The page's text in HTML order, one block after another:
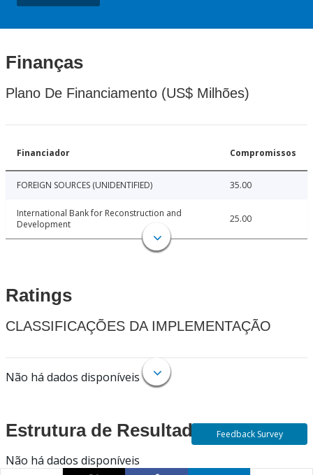
Finanças
Plano De Financiamento (US$ Milhões)
Financiador Compromissos
FOREIGN SOURCES (UNIDENTIFIED) 35.00
International Bank for Reconstruction and
Development
25.00
Ratings
CLASSIFICAÇÕES DA IMPLEMENTAÇÃO
Não há dados disponíveis
Estrutura de Resultados
Não há dados disponíveis
Feedback Survey